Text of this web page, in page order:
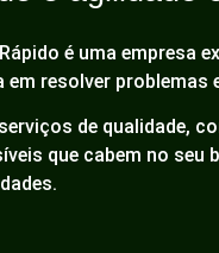
é uma empresa
em resolver
de qualidade,
que cabem no seu